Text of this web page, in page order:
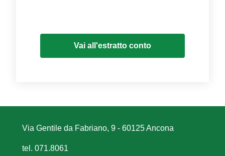
Vai all'estratto conto
Via Gentile da Fabriano, 9 - 60125 Ancona
tel. 071.8061